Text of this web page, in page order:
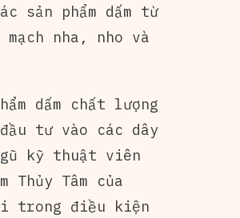
sản phẩm dấm từ
nha, nho và
dấm chất lượng
tư vào các dây
kỹ thuật viên
Thủy Tâm của
trong điều kiện